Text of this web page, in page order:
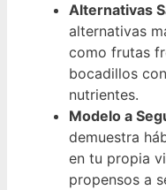
Alternativas
alternativas
como frutas
bocadillos
nutrientes.
Modelo a
demuestra
en tu propia
propensos a